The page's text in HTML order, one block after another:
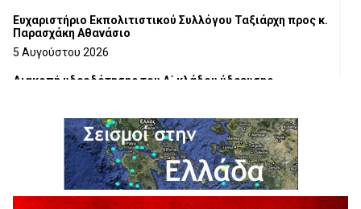
Ευχαριστήριο Εκπολιτιστικού Συλλόγου Ταξιάρχη προς κ.
Παρασχάκη Αθανάσιο
5 Αυγούστου 2026
Διακοπή υδροδότησης του Α΄ κλάδου ύδρευσης
Η Marseaux στα Γρεβενά για μια μοναδική συναυλία
5 Αυγούστου 2026
Θερινό Σινεμά στο πλαίσιο του «Πολιτιστικού
Καλοκαιριού 2026» με την βραβευμένη ταινία «Μικρές
Ανάσες».